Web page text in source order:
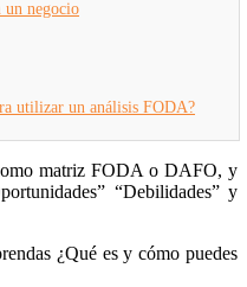
un negocio
utilizar un análisis FODA?
matriz FODA o DAFO, y
“Debilidades” y
¿Qué es y cómo puedes